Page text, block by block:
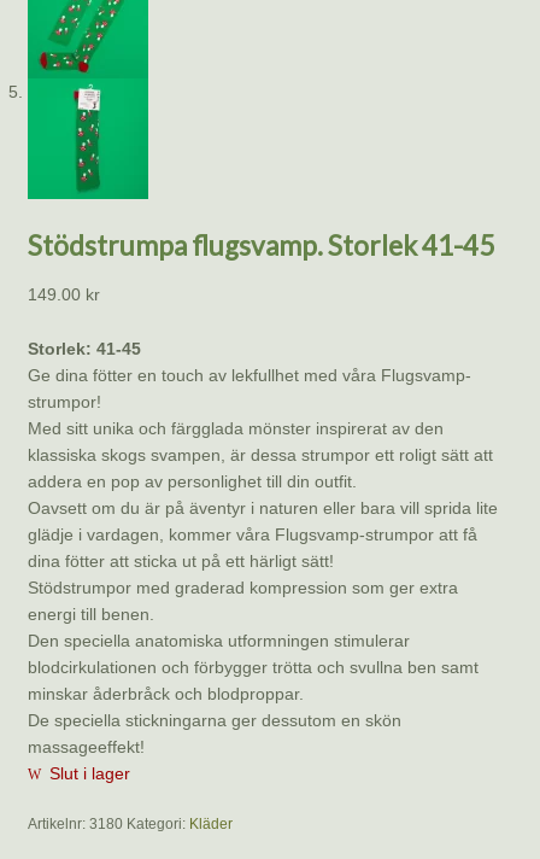
Stödstrumpa flugsvamp. Storlek 41-45
149.00 kr
Storlek: 41-45
Ge dina fötter en touch av lekfullhet med våra Flugsvamp-
strumpor!
Med sitt unika och färgglada mönster inspirerat av den
klassiska skogs svampen, är dessa strumpor ett roligt sätt att
addera en pop av personlighet till din outfit.
Oavsett om du är på äventyr i naturen eller bara vill sprida lite
glädje i vardagen, kommer våra Flugsvamp-strumpor att få
dina fötter att sticka ut på ett härligt sätt!
Stödstrumpor med graderad kompression som ger extra
energi till benen.
Den speciella anatomiska utformningen stimulerar
blodcirkulationen och förbygger trötta och svullna ben samt
minskar åderbråck och blodproppar.
De speciella stickningarna ger dessutom en skön
massageeffekt!
Slut i lager
Artikelnr: 3180 Kategori: Kläder